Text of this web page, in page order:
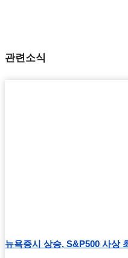
관련소식
뉴욕증시 상승, S&P500 사상